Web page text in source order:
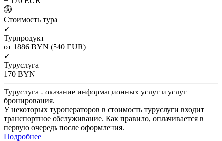
Cтоимость тура
✓
Турпродукт
от 1886 BYN (540 EUR)
✓
Туруслуга
170 BYN
Туруслуга - оказание информационных услуг и услуг
бронирования.
У некоторых туроператоров в стоимость туруслуги входит
транспортное обслуживание. Как правило, оплачивается в
первую очередь после оформления.
Подробнее